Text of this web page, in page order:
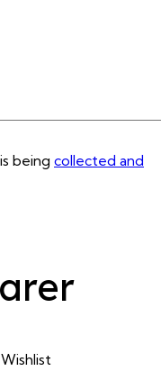
being collected and